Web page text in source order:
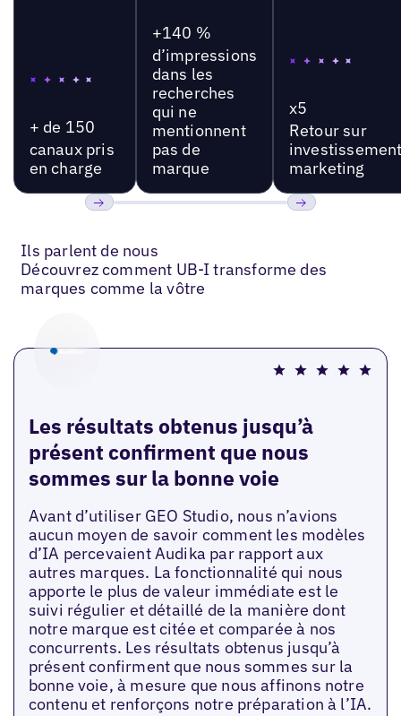
+ de 150
canaux pris
en charge
+140 %
d’impressions
dans les
recherches
qui ne
mentionnent
pas de
marque
x5
Retour sur
marketing
Ils parlent de nous
Découvrez comment UB-I transforme des
marques comme la vôtre
Les résultats obtenus jusqu’à
présent confirment que nous
sommes sur la bonne voie
Avant d’utiliser GEO Studio, nous n’avions
aucun moyen de savoir comment les modèles
d’IA percevaient Audika par rapport aux
autres marques. La fonctionnalité qui nous
apporte le plus de valeur immédiate est le
suivi régulier et détaillé de la manière dont
notre marque est citée et comparée à nos
concurrents. Les résultats obtenus jusqu’à
présent confirment que nous sommes sur la
bonne voie, à mesure que nous affinons notre
contenu et renforçons notre préparation à l’IA.